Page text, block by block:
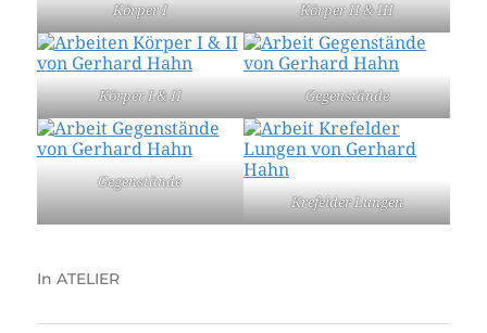
Körper I Körper II & III
Körper I & II Gegenstände
Gegenstände
Krefelder Lungen
In ATELIER